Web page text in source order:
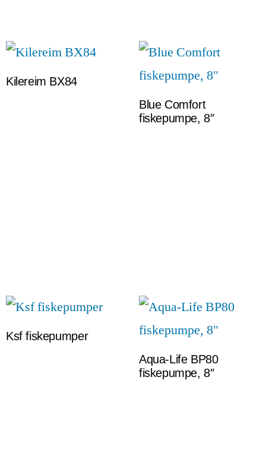
Kilereim BX84
Blue Comfort
fiskepumpe, 8″
Ksf fiskepumper
Aqua-Life BP80
fiskepumpe, 8″